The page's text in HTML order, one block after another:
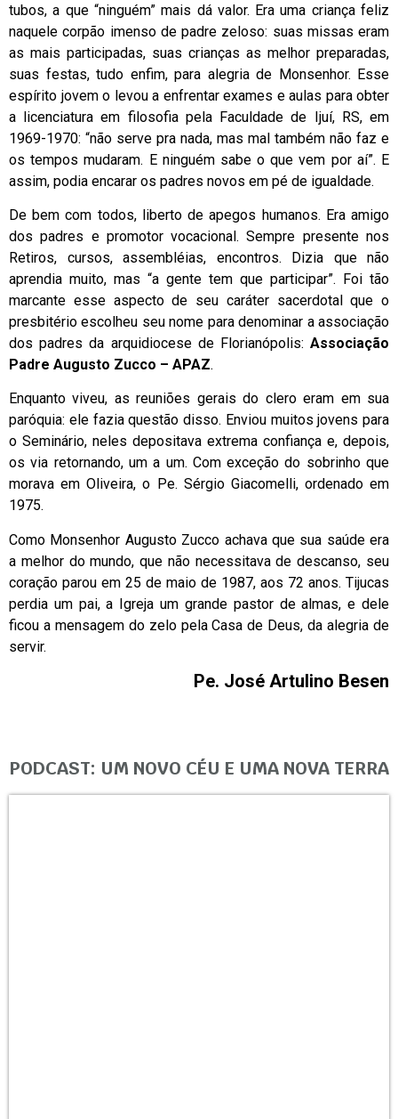
tubos, a que “ninguém” mais dá valor. Era uma criança feliz
naquele corpão imenso de padre zeloso: suas missas eram
as mais participadas, suas crianças as melhor preparadas,
suas festas, tudo enfim, para alegria de Monsenhor. Esse
espírito jovem o levou a enfrentar exames e aulas para obter
a licenciatura em filosofia pela Faculdade de Ijuí, RS, em
1969-1970: “não serve pra nada, mas mal também não faz e
os tempos mudaram. E ninguém sabe o que vem por aí”. E
assim, podia encarar os padres novos em pé de igualdade.
De bem com todos, liberto de apegos humanos. Era amigo
dos padres e promotor vocacional. Sempre presente nos
Retiros, cursos, assembléias, encontros. Dizia que não
aprendia muito, mas “a gente tem que participar”. Foi tão
marcante esse aspecto de seu caráter sacerdotal que o
presbitério escolheu seu nome para denominar a associação
dos padres da arquidiocese de Florianópolis: Associação
Padre Augusto Zucco – APAZ.
Enquanto viveu, as reuniões gerais do clero eram em sua
paróquia: ele fazia questão disso. Enviou muitos jovens para
o Seminário, neles depositava extrema confiança e, depois,
os via retornando, um a um. Com exceção do sobrinho que
morava em Oliveira, o Pe. Sérgio Giacomelli, ordenado em
1975.
Como Monsenhor Augusto Zucco achava que sua saúde era
a melhor do mundo, que não necessitava de descanso, seu
coração parou em 25 de maio de 1987, aos 72 anos. Tijucas
perdia um pai, a Igreja um grande pastor de almas, e dele
ficou a mensagem do zelo pela Casa de Deus, da alegria de
servir.
Pe. José Artulino Besen
PODCAST: UM NOVO CÉU E UMA NOVA TERRA